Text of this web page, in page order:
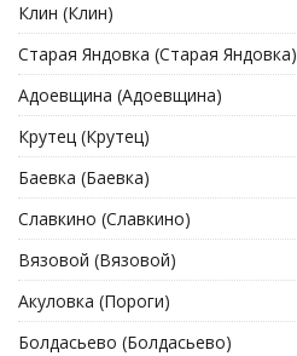
Клин (Клин)
Старая Яндовка (Старая Яндовка)
Адоевщина (Адоевщина)
Крутец (Крутец)
Баевка (Баевка)
Славкино (Славкино)
Вязовой (Вязовой)
Акуловка (Пороги)
Болдасьево (Болдасьево)